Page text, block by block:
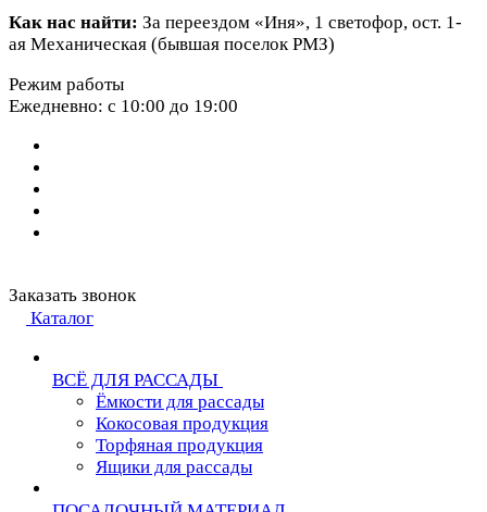
Как нас найти: За переездом «Иня», 1 светофор, ост. 1-
ая Механическая (бывшая поселок РМЗ)
Режим работы
Ежедневно: с 10:00 до 19:00
Заказать звонок
Каталог
ВСЁ ДЛЯ РАССАДЫ
Ёмкости для рассады
Кокосовая продукция
Торфяная продукция
Ящики для рассады